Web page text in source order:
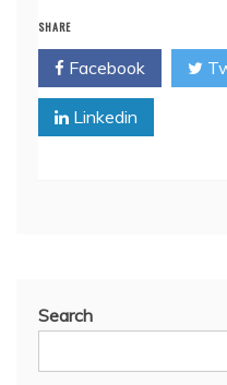
SHARE
Facebook
Linkedin
Search